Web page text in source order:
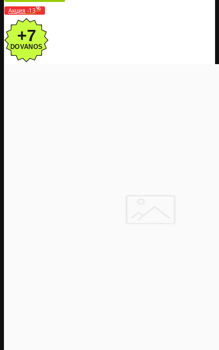
Акция -13%